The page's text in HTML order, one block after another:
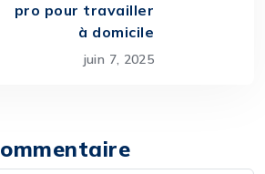
pro pour travailler
à domicile
juin 7, 2025